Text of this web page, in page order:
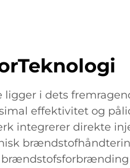
ligger i dets
effektivitet og
integrerer direkte